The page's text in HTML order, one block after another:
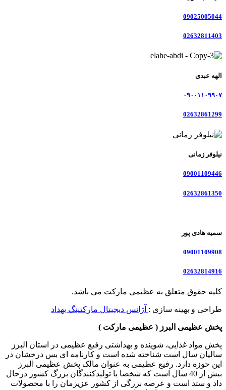
09025005044
02632811403
الهه عبدی
۰۹۰۰۱۱۰۹۹۰۷
02632861299
نیلوفر زمانی
09001109446
02632861350
سمیه هادی پور
09001109908
02632814916
کلیه حقوق متعلق به عظیمی مارکت می باشد.
طراحی و بهینه سازی : آژانس دیجیتال مارکتینگ بهداد
پخش عظیمی البرز ( عظیمی مارکت )
پخش مواد غذایی، شوینده و بهداشتی رفیع عظیمی در استان البرز
سالیان سال است شناخته شده است و کارنامه ای بس درخشان در
این حوزه دارد. رفیع عظیمی به عنوان مالک پخش عظیمی البرز
بیش از 40 سال است که شخصا با تولیدکنندگان بزرگ کشور درحال
داد و ستد است و عرصه بزرگی از کشور عزیزمان را با محصولات